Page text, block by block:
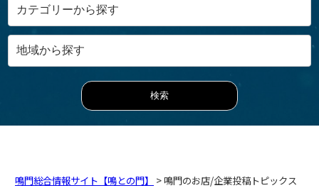
鳴門総合情報サイト【鳴との門】 > 鳴門のお店/企業投稿トピックス